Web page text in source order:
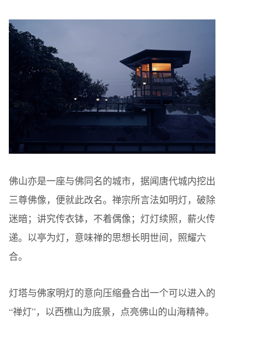
佛山亦是一座与佛同名的城市，据闻唐代城内挖出
三尊佛像，便就此改名。禅宗所言法如明灯，破除
迷暗；讲究传衣钵，不着偶像；灯灯续照，薪火传
递。以亭为灯，意味禅的思想长明世间，照耀六
合。
灯塔与佛家明灯的意向压缩叠合出一个可以进入的
“禅灯”，以西樵山为底景，点亮佛山的山海精神。